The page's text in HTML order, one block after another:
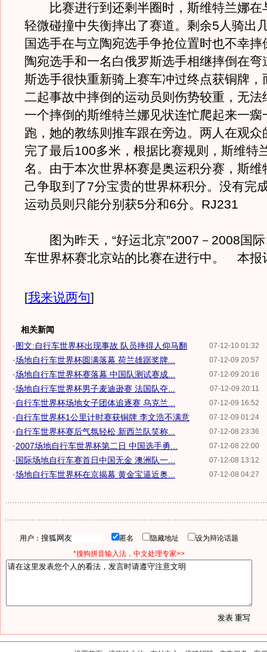
比赛进行到还剩半圈时，斯维特兰娜在
轻微碰撞中失衡摔出了赛道。剩余5人骑出
国选手在与立陶宛选手争抢位置时也不幸摔
陶宛选手和一名白俄罗斯选手相继摔倒在弯
斯选手很快重新骑上赛车冲过终点获铜牌，
二起事故中摔倒的运动员则伤势较重，无法
一个摔倒的斯维特兰娜见状连忙爬起来一瘸
跑，她的教练则推车跟在旁边。两人在观众
完了最后100多米，根据比赛规则，斯维特
名。由于本次世界杯赛是奥运积分赛，斯维
己争取到了7分宝贵的世界杯积分。没有完
运动员则只能分别获5分和6分。RJ231
图为昨天，“好运北京”2007－2008国际
车世界杯赛北京站的比赛在进行中。 本报
[我来说两句]
相关新闻
07-12-10 01:32
·图文:自行车世界杯出现事故 队员摔得人仰马翻
07-12-09 20:57
·场地自行车世界杯圆满落幕 荷兰雄踞奖牌...
07-12-09 20:16
·场地自行车世界杯赛落幕 中国队测试赛成...
07-12-09 20:11
·场地自行车世界杯男子麦迪逊赛 法国队夺...
07-12-09 16:52
· 自行车世界杯场地女子团体追逐赛 乌克兰...
07-12-09 01:24
· 自行车世界杯1公里计时赛获铜牌 李文浩不满意
07-12-08 23:36
· 自行车世界杯赛后气氛轻松 新西兰队笑称...
07-12-08 22:00
·2007场地自行车世界杯第二日 中国选手勇...
07-12-08 13:12
·国际场地自行车赛首日中国无金 澳洲队一...
07-12-08 04:27
·场地自行车世界杯在京揭幕 黄金宝逼近奥...
用户： 匿名 隐藏地址
设为辩论话题
*搜狗拼音输入法，中文处理专家>>